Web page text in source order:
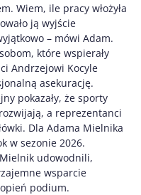
Wiem, ile pracy włożyła
ją wyjście
– mówi Adam.
które wspierały
Andrzejowi Kocyle
asekurację.
pokazały, że sporty
a reprezentanci
Dla Adama Mielnika
w sezonie 2026.
udowodnili,
wsparcie
podium.